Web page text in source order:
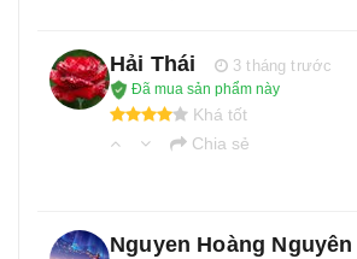
Hải Thái
3 tháng trước
Đã mua sản phẩm này
Khá tốt
Chia sẻ
Nguyen Hoàng Nguyên